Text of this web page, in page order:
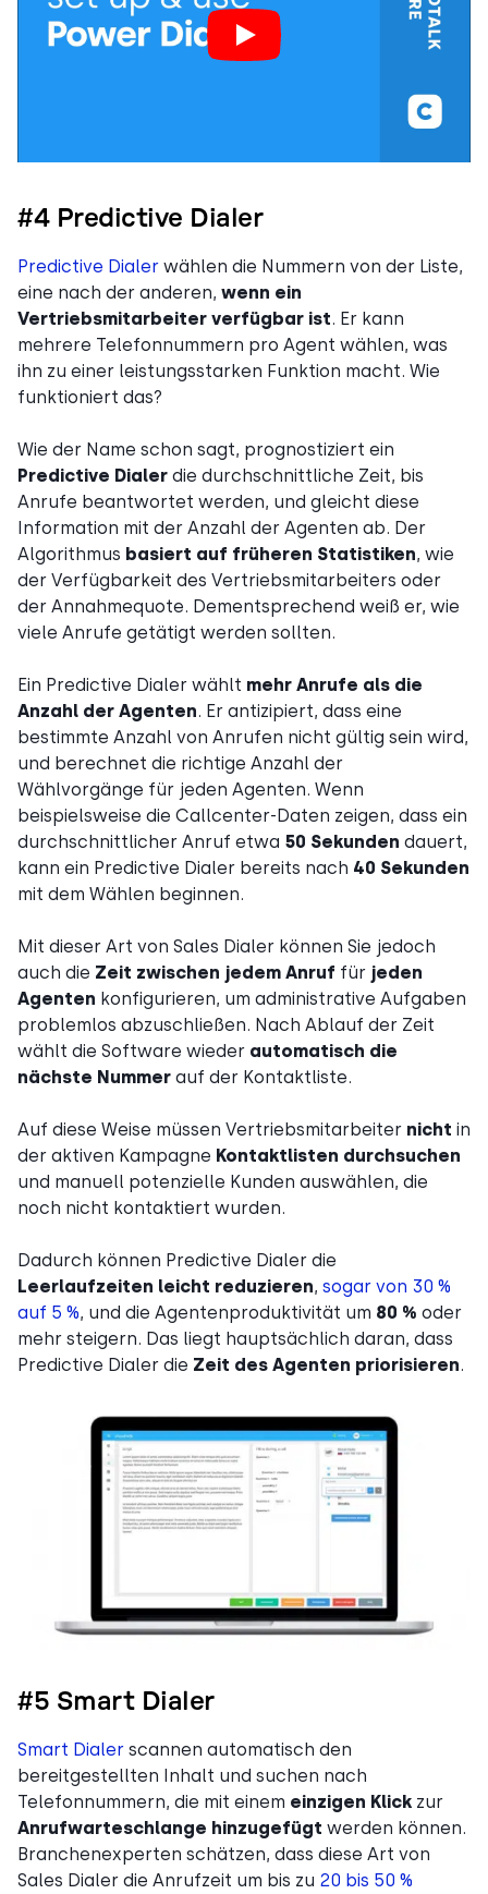
#4 Predictive Dialer
Predictive Dialer wählen die Nummern von der Liste,
eine nach der anderen, wenn ein
Vertriebsmitarbeiter verfügbar ist. Er kann
mehrere Telefonnummern pro Agent wählen, was
ihn zu einer leistungsstarken Funktion macht. Wie
funktioniert das?
Wie der Name schon sagt, prognostiziert ein
Predictive Dialer die durchschnittliche Zeit, bis
Anrufe beantwortet werden, und gleicht diese
Information mit der Anzahl der Agenten ab. Der
Algorithmus basiert auf früheren Statistiken, wie
der Verfügbarkeit des Vertriebsmitarbeiters oder
der Annahmequote. Dementsprechend weiß er, wie
viele Anrufe getätigt werden sollten.
Ein Predictive Dialer wählt mehr Anrufe als die
Anzahl der Agenten. Er antizipiert, dass eine
bestimmte Anzahl von Anrufen nicht gültig sein wird,
und berechnet die richtige Anzahl der
Wählvorgänge für jeden Agenten. Wenn
beispielsweise die Callcenter-Daten zeigen, dass ein
durchschnittlicher Anruf etwa 50 Sekunden dauert,
kann ein Predictive Dialer bereits nach 40 Sekunden
mit dem Wählen beginnen.
Mit dieser Art von Sales Dialer können Sie jedoch
auch die Zeit zwischen jedem Anruf für jeden
Agenten konfigurieren, um administrative Aufgaben
problemlos abzuschließen. Nach Ablauf der Zeit
wählt die Software wieder automatisch die
nächste Nummer auf der Kontaktliste.
Auf diese Weise müssen Vertriebsmitarbeiter nicht in
der aktiven Kampagne Kontaktlisten durchsuchen
und manuell potenzielle Kunden auswählen, die
noch nicht kontaktiert wurden.
Dadurch können Predictive Dialer die
Leerlaufzeiten leicht reduzieren, sogar von 30 %
auf 5 %, und die Agentenproduktivität um 80 % oder
mehr steigern. Das liegt hauptsächlich daran, dass
Predictive Dialer die Zeit des Agenten priorisieren.
#5 Smart Dialer
Smart Dialer scannen automatisch den
bereitgestellten Inhalt und suchen nach
Telefonnummern, die mit einem einzigen Klick zur
Anrufwarteschlange hinzugefügt werden können.
Branchenexperten schätzen, dass diese Art von
Sales Dialer die Anrufzeit um bis zu 20 bis 50 %